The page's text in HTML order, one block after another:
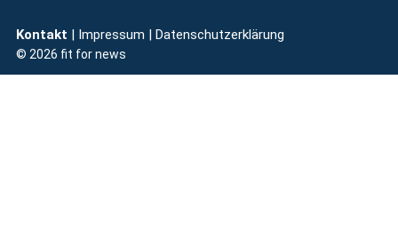
Kontakt | Impressum | Datenschutzerklärung
© 2026 fit for news